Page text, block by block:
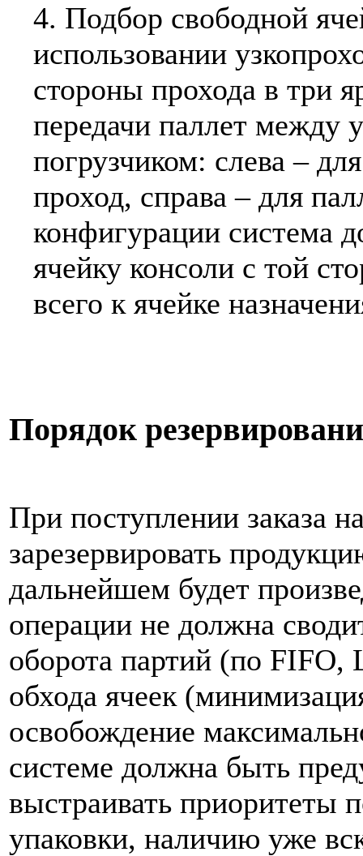
4. Подбор свободной
использовании
стороны прохода в три
передачи паллет между
погрузчиком: слева –
проход, справа – для
конфигурации система
ячейку консоли с той
всего к ячейке
Порядок
При поступлении заказа
зарезервировать
дальнейшем будет
операции не должна
оборота партий (по
обхода ячеек
освобождение
системе должна быть
выстраивать приоритеты
упаковки, наличию уже